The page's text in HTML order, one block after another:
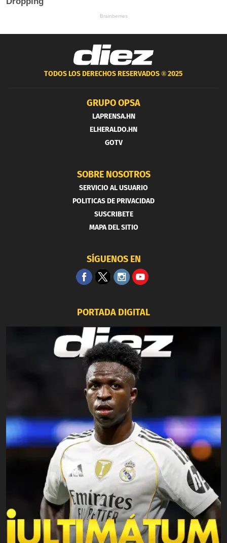
TODOS LOS DERECHOS RESERVADOS ®2025
GRUPO OPSA
LAPRENSA.HN
ELHERALDO.HN
GOTV
SOBRE NOSOTROS
SERVICIO AL USUARIO
POLITICAS DE PRIVACIDAD
SUSCRIBETE
MAPA DEL SITIO
SÍGUENOS EN
PORTADA DIGITAL